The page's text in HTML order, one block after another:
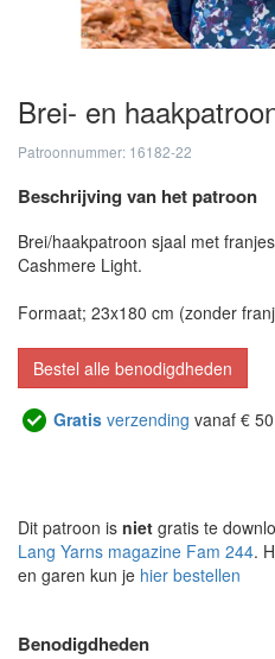
Brei- en
Patroonnummer: 16182-22
Beschrijving van het patroon
Brei/haakpatroon sjaal met
Cashmere Light.
Formaat; 23x180 cm (zonder
Bestel alle benodigdheden
Gratis verzending vanaf €
Dit patroon is niet gratis te
Lang Yarns magazine Fam 244.
en garen kun je hier bestellen
Benodigdheden